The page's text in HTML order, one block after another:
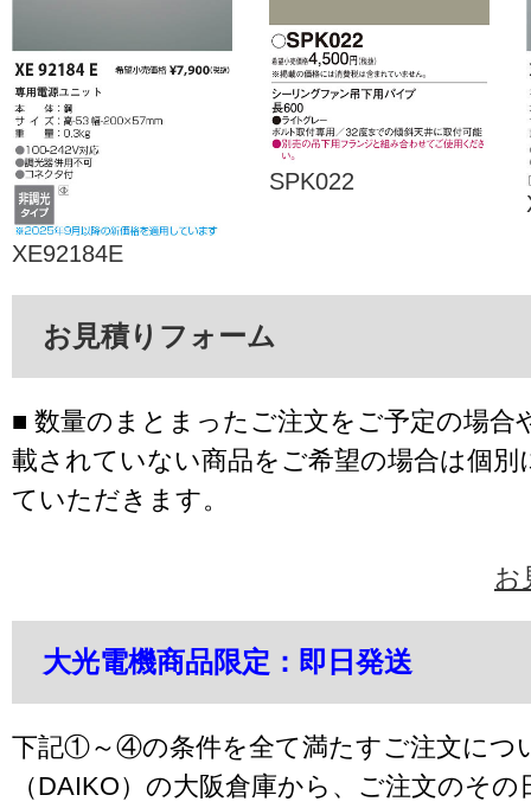
XE92184E
SPK022
お見積りフォーム
■ 数量のまとまったご注文をご予定の場合
載されていない商品をご希望の場合は個別
ていただきます。
お
大光電機商品限定：即日発送
下記①～④の条件を全て満たすご注文につ
（DAIKO）の大阪倉庫から、ご注文のそ